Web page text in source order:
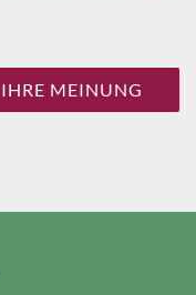
IHRE MEINUNG